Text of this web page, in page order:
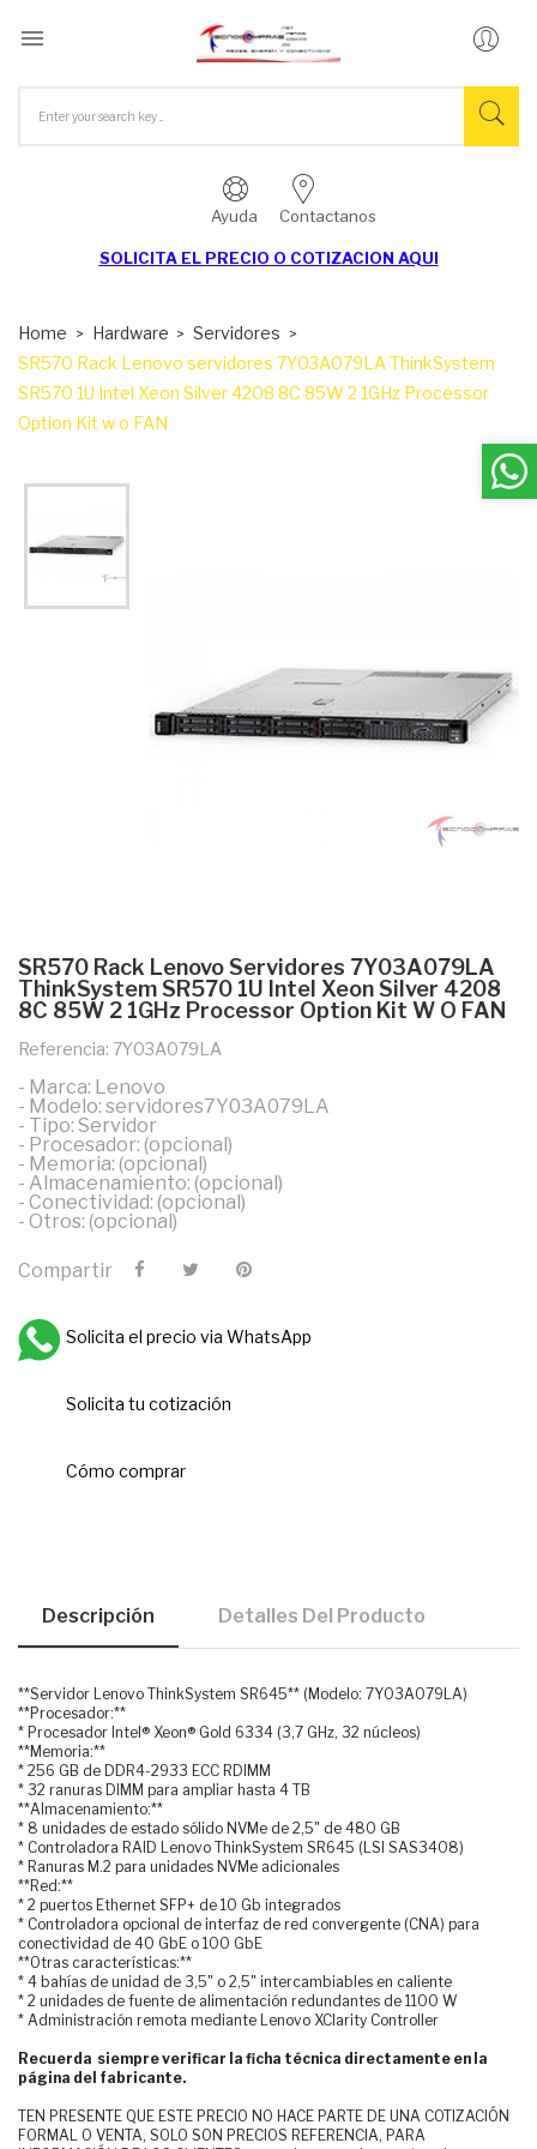

Ayuda Contactanos
SOLICITA EL PRECIO O COTIZACION AQUI
Home Hardware
Servidores
SR570 Rack Lenovo servidores 7Y03A079LA ThinkSystem
SR570 1U Intel Xeon Silver 4208 8C 85W 2 1GHz Processor
Option Kit w o FAN
SR570 Rack Lenovo Servidores 7Y03A079LA
ThinkSystem SR570 1U Intel Xeon Silver 4208
8C 85W 2 1GHz Processor Option Kit W O FAN
Referencia: 7Y03A079LA
- Marca: Lenovo
- Modelo: servidores7Y03A079LA
- Tipo: Servidor
- Procesador: (opcional)
- Memoria: (opcional)
- Almacenamiento: (opcional)
- Conectividad: (opcional)
- Otros: (opcional)
Compartir
Solicita el precio via WhatsApp
Solicita tu cotización
Cómo comprar
Descripción Detalles Del Producto
**Servidor Lenovo ThinkSystem SR645** (Modelo: 7Y03A079LA)
**Procesador:**
* Procesador Intel® Xeon® Gold 6334 (3,7 GHz, 32 núcleos)
**Memoria:**
* 256 GB de DDR4-2933 ECC RDIMM
* 32 ranuras DIMM para ampliar hasta 4 TB
**Almacenamiento:**
* 8 unidades de estado sólido NVMe de 2,5" de 480 GB
* Controladora RAID Lenovo ThinkSystem SR645 (LSI SAS3408)
* Ranuras M.2 para unidades NVMe adicionales
**Red:**
* 2 puertos Ethernet SFP+ de 10 Gb integrados
* Controladora opcional de interfaz de red convergente (CNA) para
conectividad de 40 GbE o 100 GbE
**Otras características:**
* 4 bahías de unidad de 3,5" o 2,5" intercambiables en caliente
* 2 unidades de fuente de alimentación redundantes de 1100 W
* Administración remota mediante Lenovo XClarity Controller
Recuerda siempre verificar la ficha técnica directamente en la
página del fabricante.
TEN PRESENTE QUE ESTE PRECIO NO HACE PARTE DE UNA COTIZACIÓN
FORMAL O VENTA, SOLO SON PRECIOS REFERENCIA, PARA